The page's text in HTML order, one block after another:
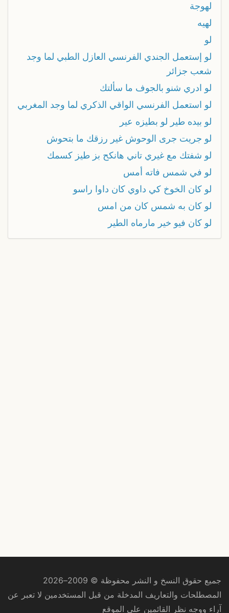
لهوجة
لهيه
لو
لو إستعمل الجندي الفرنسي العازل الطبي لما وجد
شعب جزائر
لو ادري شنو بالجوف ما سألتك
لو استعمل الفرنسي الواقي الذكري لما وجد المغربي
لو بيده طير لو بطيزه عير
لو جريت جرى الوحوش غير رزقك ما بتحوش
لو شفتك مع غيري تاني هانكح بز طيز كسمك
لو في شمس فاته أمس
لو كان الخوخ كي داوي كان داوا راسو
لو كان به شمس كان من امس
لو كان فيو خير مارماه الطير
جميع حقوق النسخ و النشر محفوظة © 2009–2026
المصطلحات والتعاريف المدخلة من قبل المستخدمين لا تعبر عن
آراء ووجه نظر القائمين على الموقع